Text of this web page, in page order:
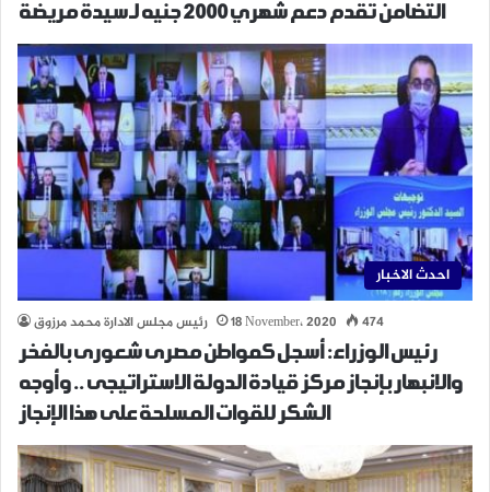
التضامن تقدم دعم شهري ٢٠٠٠ جنيه لـ سيدة مريضة
احدث الاخبار
رئيس مجلس الادارة محمد مرزوق 18 November، 2020 474
رئيس الوزراء: أسجل كمواطن مصرى شعورى بالفخر
والانبهار بإنجاز مركز قيادة الدولة الاستراتيجى .. وأوجه
الشكر للقوات المسلحة على هذا الإنجاز